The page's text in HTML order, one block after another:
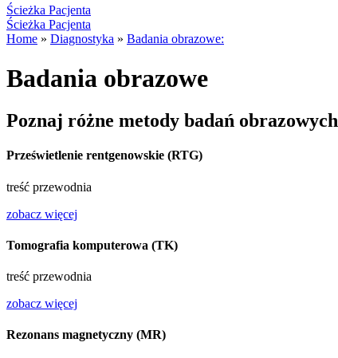
Ścieżka Pacjenta
Ścieżka Pacjenta
Home » Diagnostyka » Badania obrazowe:
Badania obrazowe
Poznaj różne metody badań obrazowych
Prześwietlenie rentgenowskie (RTG)
treść przewodnia
zobacz więcej
Tomografia komputerowa (TK)
treść przewodnia
zobacz więcej
Rezonans magnetyczny (MR)